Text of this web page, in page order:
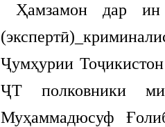
Ҳамзамон дар ин
Ҷумҳурии
ҶТ полковники
Муҳаммадюсуф